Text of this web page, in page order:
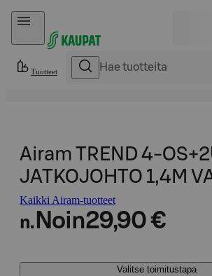
Hyppää sisältöön
Tuotteet
Airam TREND 4-
JATKOJOHTO 1,4M
Kaikki Airam-tuotteet
n. Noin29,90 €
Valitse toimitustapa